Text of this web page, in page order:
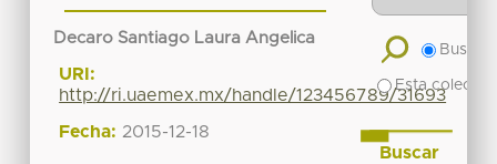
Decaro Santiago Laura Angelica
URI:
http://ri.uaemex.mx/handle/123456789/31693
Fecha: 2015-12-18
Buscar
Esta
Buscar